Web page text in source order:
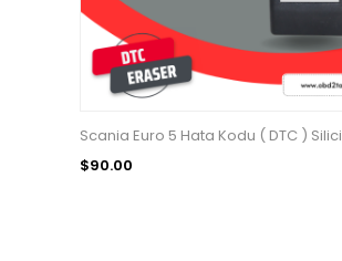
Scania Euro 5 Hata Kodu ( DTC ) Silici
$90.00